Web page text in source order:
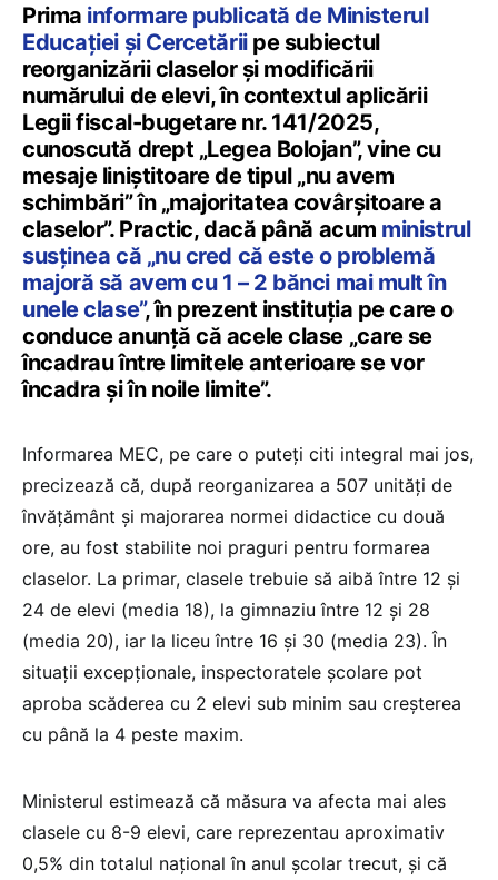
Prima informare publicată de Ministerul
Educației și Cercetării pe subiectul
reorganizării claselor și modificării
numărului de elevi, în contextul aplicării
Legii fiscal-bugetare nr. 141/2025,
cunoscută drept „Legea Bolojan”, vine cu
mesaje liniștitoare de tipul „nu avem
schimbări” în „majoritatea covârșitoare a
claselor”. Practic, dacă până acum ministrul
susținea că „nu cred că este o problemă
majoră să avem cu 1 – 2 bănci mai mult în
unele clase”, în prezent instituția pe care o
conduce anunță că acele clase „care se
încadrau între limitele anterioare se vor
încadra și în noile limite”.
Informarea MEC, pe care o puteți citi integral mai jos,
precizează că, după reorganizarea a 507 unități de
învățământ și majorarea normei didactice cu două
ore, au fost stabilite noi praguri pentru formarea
claselor. La primar, clasele trebuie să aibă între 12 și
24 de elevi (media 18), la gimnaziu între 12 și 28
(media 20), iar la liceu între 16 și 30 (media 23). În
situații excepționale, inspectoratele școlare pot
aproba scăderea cu 2 elevi sub minim sau creșterea
cu până la 4 peste maxim.
Ministerul estimează că măsura va afecta mai ales
clasele cu 8-9 elevi, care reprezentau aproximativ
0,5% din totalul național în anul școlar trecut, și că